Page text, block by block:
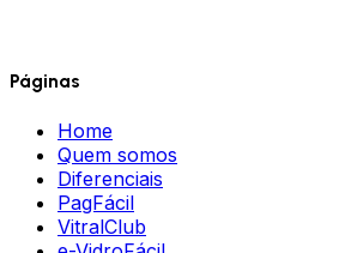
Páginas
Home
Quem somos
Diferenciais
PagFácil
VitralClub